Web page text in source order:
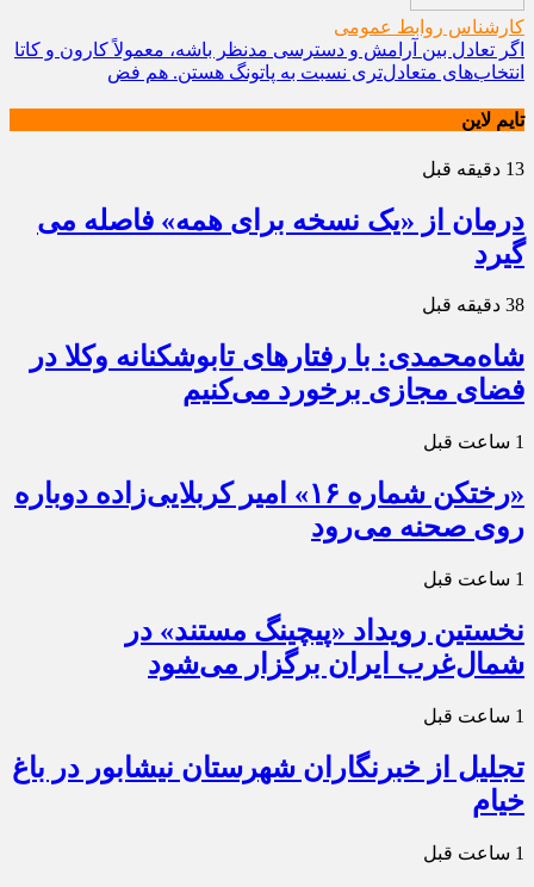
کارشناس روابط عمومی
اگر تعادل بین آرامش و دسترسی مدنظر باشه، معمولاً کارون و کاتا
انتخاب‌های متعادل‌تری نسبت به پاتونگ هستن. هم فض
تایم لاین
13 دقیقه قبل
درمان از «یک نسخه برای همه» فاصله می
گیرد
38 دقیقه قبل
شاه‌محمدی: با رفتارهای تابوشکنانه وکلا در
فضای مجازی برخورد می‌کنیم
1 ساعت قبل
«رختکن شماره ۱۶» امیر کربلایی‌زاده دوباره
روی صحنه می‌رود
1 ساعت قبل
نخستین رویداد «پیچینگ مستند» در
شمال‌غرب ایران برگزار می‌شود
1 ساعت قبل
تجلیل از خبرنگاران شهرستان نیشابور در باغ
خیام
1 ساعت قبل